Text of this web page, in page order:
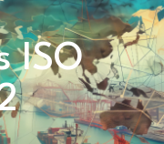
ISO